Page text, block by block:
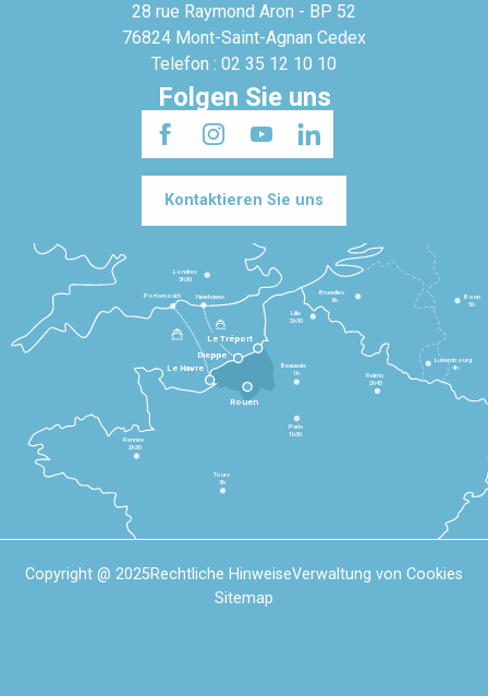
28 rue Raymond Aron - BP 52
76824 Mont-Saint-Agnan Cedex
Telefon : 02 35 12 10 10
Folgen Sie uns
Kontaktieren Sie uns
Le Havre
Dieppe
Le Tréport
Rennes
2h30
Tours
3h
Paris
1h30
Beauvais
1h
Reims
2h45
Lille
2h30
Bruxelles
3h
Londres
3h30
Newhaven
Portsmouth
Bonn
5h
Luxembourg
4h
Rouen
Copyright @ 2025Rechtliche HinweiseVerwaltung von Cookies
Sitemap